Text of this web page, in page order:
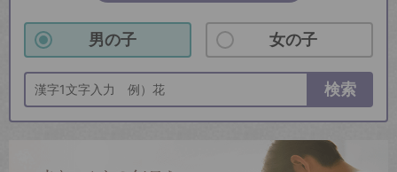
男の子 女の子
検索